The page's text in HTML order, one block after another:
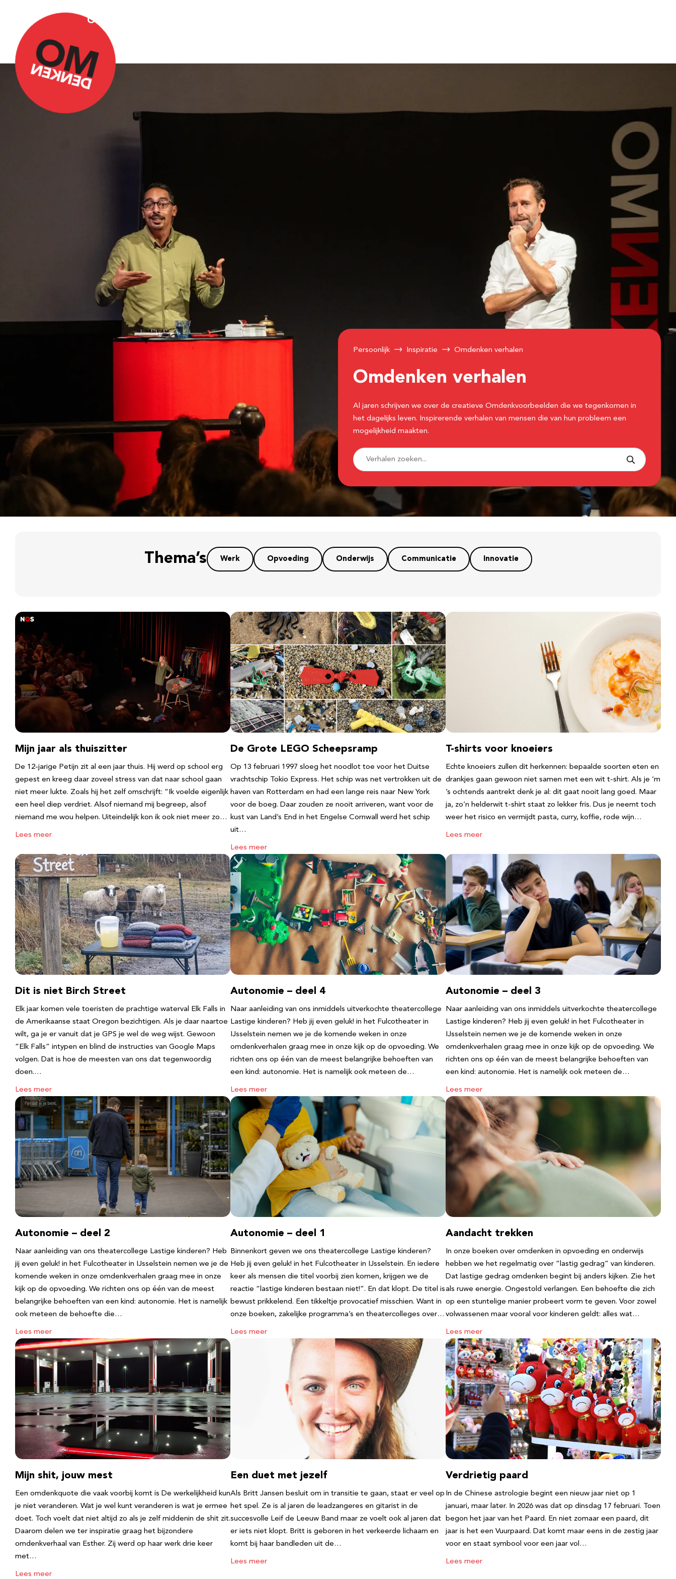
Over Omdenken
Persoonlijk Inspiratie Omdenken verhalen
Omdenken verhalen
Al jaren schrijven we over de creatieve Omdenkvoorbeelden die we tegenkomen in
het dagelijks leven. Inspirerende verhalen van mensen die van hun probleem een
mogelijkheid maakten.
Thema’s Werk Opvoeding Onderwijs Communicatie Innovatie
Mijn jaar als thuiszitter
De 12-jarige Petijn zit al een jaar thuis. Hij werd op school erg
gepest en kreeg daar zoveel stress van dat naar school gaan
niet meer lukte. Zoals hij het zelf omschrijft: “Ik voelde eigenlijk
een heel diep verdriet. Alsof niemand mij begreep, alsof
niemand me wou helpen. Uiteindelijk kon ik ook niet meer zo…
Lees meer
De Grote LEGO Scheepsramp
Op 13 februari 1997 sloeg het noodlot toe voor het Duitse
vrachtschip Tokio Express. Het schip was net vertrokken uit de
haven van Rotterdam en had een lange reis naar New York
voor de boeg. Daar zouden ze nooit arriveren, want voor de
kust van Land’s End in het Engelse Cornwall werd het schip
uit…
Lees meer
T-shirts voor knoeiers
Echte knoeiers zullen dit herkennen: bepaalde soorten eten en
drankjes gaan gewoon niet samen met een wit t-shirt. Als je ‘m
’s ochtends aantrekt denk je al: dit gaat nooit lang goed. Maar
ja, zo’n helderwit t-shirt staat zo lekker fris. Dus je neemt toch
weer het risico en vermijdt pasta, curry, koffie, rode wijn…
Lees meer
Dit is niet Birch Street
Elk jaar komen vele toeristen de prachtige waterval Elk Falls in
de Amerikaanse staat Oregon bezichtigen. Als je daar naartoe
wilt, ga je er vanuit dat je GPS je wel de weg wijst. Gewoon
“Elk Falls” intypen en blind de instructies van Google Maps
volgen. Dat is hoe de meesten van ons dat tegenwoordig
doen.…
Lees meer
Autonomie – deel 4
Naar aanleiding van ons inmiddels uitverkochte theatercollege
Lastige kinderen? Heb jij even geluk! in het Fulcotheater in
IJsselstein nemen we je de komende weken in onze
omdenkverhalen graag mee in onze kijk op de opvoeding. We
richten ons op één van de meest belangrijke behoeften van
een kind: autonomie. Het is namelijk ook meteen de…
Lees meer
Autonomie – deel 3
Naar aanleiding van ons inmiddels uitverkochte theatercollege
Lastige kinderen? Heb jij even geluk! in het Fulcotheater in
IJsselstein nemen we je de komende weken in onze
omdenkverhalen graag mee in onze kijk op de opvoeding. We
richten ons op één van de meest belangrijke behoeften van
een kind: autonomie. Het is namelijk ook meteen de…
Lees meer
Autonomie – deel 2
Naar aanleiding van ons theatercollege Lastige kinderen? Heb
jij even geluk! in het Fulcotheater in IJsselstein nemen we je de
komende weken in onze omdenkverhalen graag mee in onze
kijk op de opvoeding. We richten ons op één van de meest
belangrijke behoeften van een kind: autonomie. Het is namelijk
ook meteen de behoefte die…
Lees meer
Autonomie – deel 1
Binnenkort geven we ons theatercollege Lastige kinderen?
Heb jij even geluk! in het Fulcotheater in IJsselstein. En iedere
keer als mensen die titel voorbij zien komen, krijgen we de
reactie “lastige kinderen bestaan niet!”. En dat klopt. De titel is
bewust prikkelend. Een tikkeltje provocatief misschien. Want in
onze boeken, zakelijke programma’s en theatercolleges over…
Lees meer
Aandacht trekken
In onze boeken over omdenken in opvoeding en onderwijs
hebben we het regelmatig over “lastig gedrag” van kinderen.
Dat lastige gedrag omdenken begint bij anders kijken. Zie het
als ruwe energie. Ongestold verlangen. Een behoefte die zich
op een stuntelige manier probeert vorm te geven. Voor zowel
volwassenen maar vooral voor kinderen geldt: alles wat…
Lees meer
Mijn shit, jouw mest
Een omdenkquote die vaak voorbij komt is De werkelijkheid kun
je niet veranderen. Wat je wel kunt veranderen is wat je ermee
doet. Toch voelt dat niet altijd zo als je zelf middenin de shit zit.
Daarom delen we ter inspiratie graag het bijzondere
omdenkverhaal van Esther. Zij werd op haar werk drie keer
met…
Lees meer
Een duet met jezelf
Als Britt Jansen besluit om in transitie te gaan, staat er veel op
het spel. Ze is al jaren de leadzangeres en gitarist in de
succesvolle Leif de Leeuw Band maar ze voelt ook al jaren dat
er iets niet klopt. Britt is geboren in het verkeerde lichaam en
komt bij haar bandleden uit de…
Lees meer
Verdrietig paard
In de Chinese astrologie begint een nieuw jaar niet op 1
januari, maar later. In 2026 was dat op dinsdag 17 februari. Toen
begon het jaar van het Paard. En niet zomaar een paard, dit
jaar is het een Vuurpaard. Dat komt maar eens in de zestig jaar
voor en staat symbool voor een jaar vol…
Lees meer